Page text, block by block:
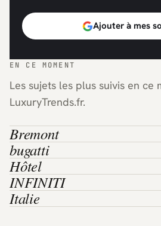
Ajouter à mes
EN CE MOMENT
Les sujets les plus suivis en ce
LuxuryTrends.fr.
Bremont
bugatti
Hôtel
INFINITI
Italie